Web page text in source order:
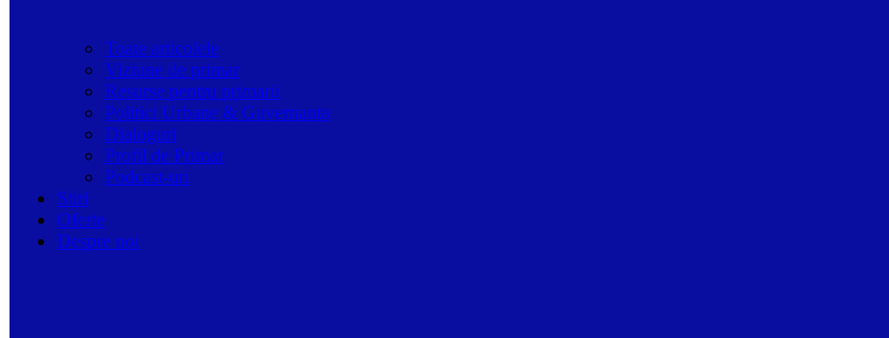
Toate articolele
Viziune de primar
Resurse pentru primarii
Politici Urbane & Guvernanta
Dialoguri
Profil de Primar
Podcast-uri
Stiri
Oferte
Despre noi